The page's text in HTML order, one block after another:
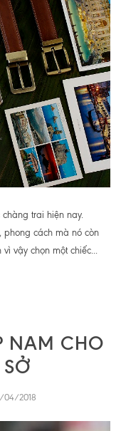
trai hiện nay.
phong cách mà nó còn
vậy chọn một chiếc...
NAM CHO
04/2018